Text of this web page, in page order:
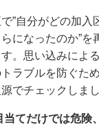
”自分がどの加入
になったのか”を
。思い込みによ
ラブルを防ぐた
でチェックしまし
てだけでは危険